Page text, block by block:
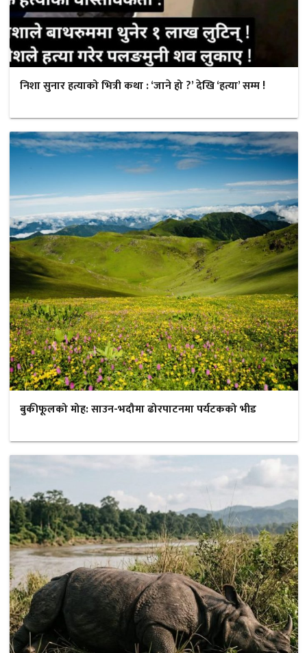
निशा सुनार हत्याको भित्री कथा : ‘जाने हो ?’ देखि ‘हत्या’ सम्म !
बुकीफूलको मोह: साउन-भदौमा ढोरपाटनमा पर्यटकको भीड